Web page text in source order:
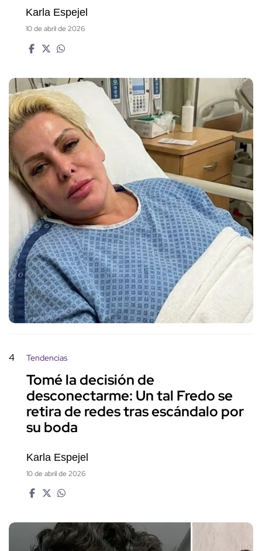
Karla Espejel
10 de abril de 2026
4 Tendencias
Tomé la decisión de
desconectarme: Un tal Fredo se
retira de redes tras escándalo por
su boda
Karla Espejel
10 de abril de 2026